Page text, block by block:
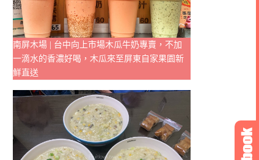
南屏木場 | 台中向上市場木瓜牛奶專賣，不加
一滴水的香濃好喝，木瓜來至屏東自家果園新
鮮直送